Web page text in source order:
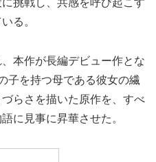
挑戦し、共感を呼び起こす
る。
本作が長編デビュー作とな
子を持つ母である彼女の繊
らさを描いた原作を、すべ
に見事に昇華させた。